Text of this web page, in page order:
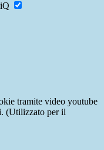
tramite video youtube
(Utilizzato per il